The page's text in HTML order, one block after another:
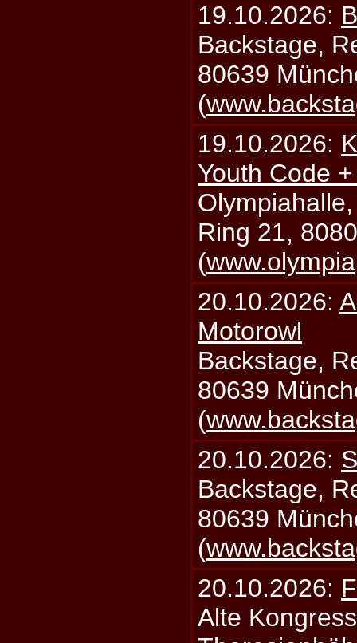
19.10.2026:
Backstage,
80639
(
19.10.2026:
Youth Code
Ring 21,
(
20.10.2026:
Motorowl
Backstage,
80639
(
20.10.2026:
Backstage,
80639
(
20.10.2026:
Alte